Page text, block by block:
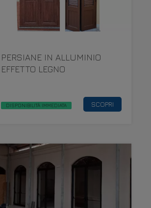
PERSIANE IN ALLUMINIO
EFFETTO LEGNO
DISPONIBILITÀ IMMEDIATA SCOPRI